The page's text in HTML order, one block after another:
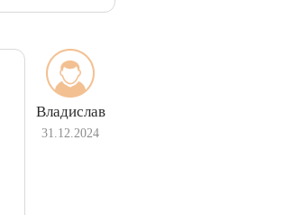
Владислав
31.12.2024